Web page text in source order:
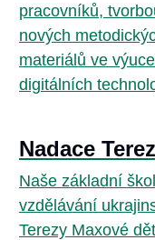
pracovníků,
nových
materiálů ve
digitálních
Nadace
Naše základní
vzdělávání
Terezy Maxové